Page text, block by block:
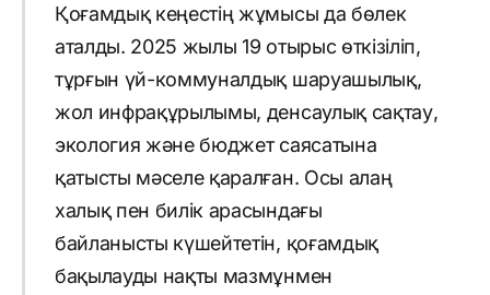
Қоғамдық кеңестің жұмысы да бөлек
аталды. 2025 жылы 19 отырыс өткізіліп,
тұрғын үй-коммуналдық шаруашылық,
жол инфрақұрылымы, денсаулық сақтау,
экология және бюджет саясатына
қатысты мәселе қаралған. Осы алаң
халық пен билік арасындағы
байланысты күшейтетін, қоғамдық
бақылауды нақты мазмұнмен